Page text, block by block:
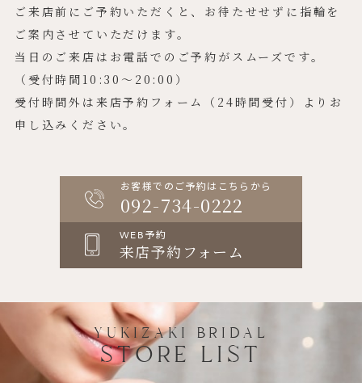
ご来店前にご予約いただくと、お待たせせずに指輪を
ご案内させていただけます。
当日のご来店はお電話でのご予約がスムーズです。
（受付時間10:30〜20:00）
受付時間外は来店予約フォーム（24時間受付）よりお
申し込みください。
お客様でのご予約はこちらから
092-734-0222
WEB予約
来店予約フォーム
YUKIZAKI BRIDAL
STORE LIST